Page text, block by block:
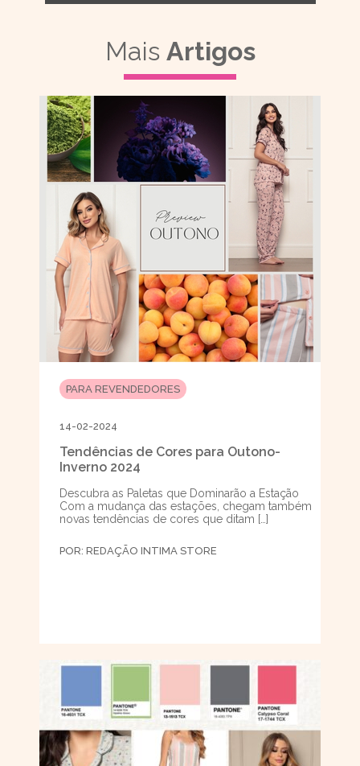
Mais Artigos
PARA REVENDEDORES
14-02-2024
Tendências de Cores para Outono-
Inverno 2024
Descubra as Paletas que Dominarão a Estação
Com a mudança das estações, chegam também
novas tendências de cores que ditam […]
POR: REDAÇÃO INTIMA STORE